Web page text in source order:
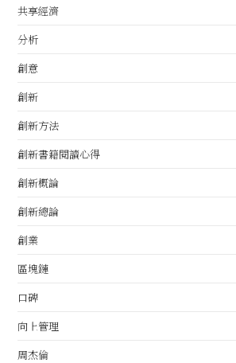
共享經濟
分析
創意
創新
創新方法
創新書籍閱讀心得
創新概論
創新總論
創業
區塊鏈
口碑
向上管理
周杰倫